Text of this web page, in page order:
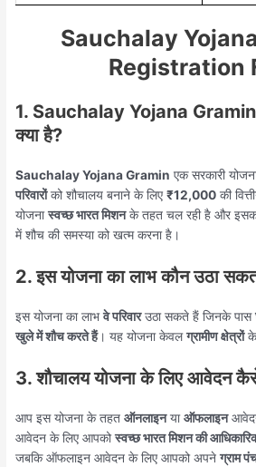
Sauchalay
Registration
1. Sauchalay Yojana
क्या है?
Sauchalay Yojana Gramin एक सरकारी
परिवारोंको शौचालय बनाने के लिए₹12,000 की
योजनास्वच्छ भारत मिशनके तहत चल रही है और इसका
में शौच की समस्या को खत्म करना है।
2. इस योजना का लाभ कौन उठा
इस योजना का लाभवे परिवारउठा सकते हैं जिनके पास
खुले में शौच करते हैं। यह योजना केवलग्रामीण क्षेत्रोंके
3. शौचालय योजना के लिए आवेदन
आप इस योजना के तहतऑनलाइनयाऑफलाइन
आवेदन के लिए आपकोस्वच्छ भारत मिशन की
जबकि ऑफलाइन आवेदन के लिए आपको अपनेग्राम